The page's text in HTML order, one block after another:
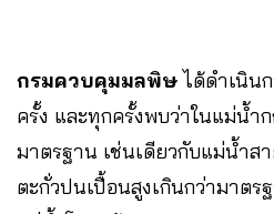
กรมควบคุมมลพิษ ได้ดำเนิน
ครั้ง และทุกครั้งพบว่าในแม่น้ำ
มาตรฐาน เช่นเดียวกับแม่น้ำส
ตะกั่วปนเปื้อนสูงเกินกว่ามาตร